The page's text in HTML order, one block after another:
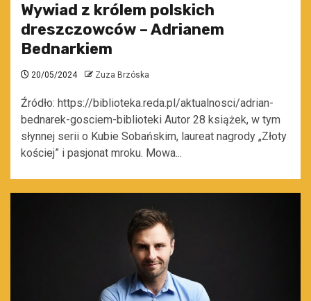
Wywiad z królem polskich
dreszczowców – Adrianem
Bednarkiem
20/05/2024 Zuza Brzóska
Źródło: https://biblioteka.reda.pl/aktualnosci/adrian-
bednarek-gosciem-biblioteki Autor 28 książek, w tym
słynnej serii o Kubie Sobańskim, laureat nagrody „Złoty
kościej” i pasjonat mroku. Mowa...